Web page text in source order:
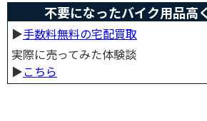
不要になったバイク用品高
▶︎手数料無料の宅配買取
実際に売ってみた体験談
▶︎こちら